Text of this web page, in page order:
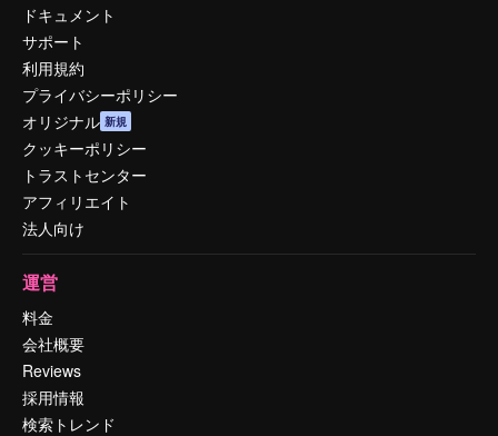
ドキュメント
サポート
利用規約
プライバシーポリシー
オリジナル 新規
クッキーポリシー
トラストセンター
アフィリエイト
法人向け
運営
料金
会社概要
Reviews
採用情報
検索トレンド